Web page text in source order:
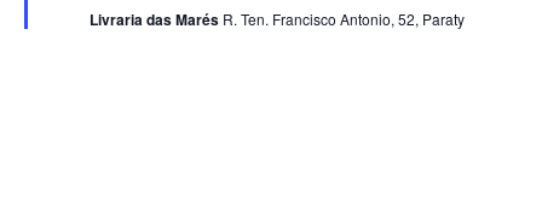
Livraria das Marés R. Ten. Francisco Antonio, 52, Paraty